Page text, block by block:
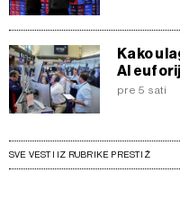
Kako
AI
pre 5 sati
SVE VESTI IZ RUBRIKE PRESTIŽ